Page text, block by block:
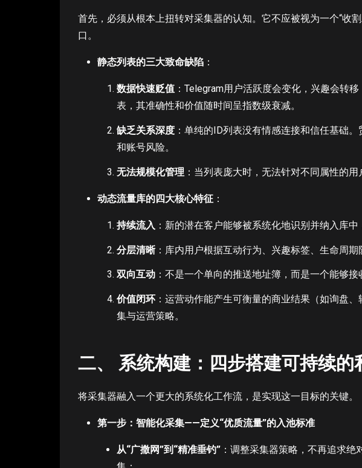
首先，必须从根本上扭转对采集器的认知。它不应被视为一个“收
口。
静态列表的三大致命缺陷 ：
数据快速贬值 ：Telegram用户活跃度会变化，兴趣会转
表，其准确性和价值随时间呈指数级衰减。
缺乏关系深度 ：单纯的ID列表没有情感连接和信任基础
和账号风险。
无法规模化管理 ：当列表庞大时，无法针对不同属性的
动态流量库的四大核心特征 ：
持续流入 ：新的潜在客户能够被系统化地识别并纳入库中
分层清晰：库内用户根据互动行为、兴趣标签、生命周期
双向互动 ：不是一个单向的推送地址簿，而是一个能够接
价值闭环 ：运营动作能产生可衡量的商业结果（如询盘
集与运营策略。
二、 系统构建：四步搭建可持续的
将采集器融入一个更大的系统化工作流，是实现这一目标的关键。
第一步：智能化采集——定义“优质流量”的入池标准
从“广撒网”到“精准垂钓” ：调整采集器策略，不再追求